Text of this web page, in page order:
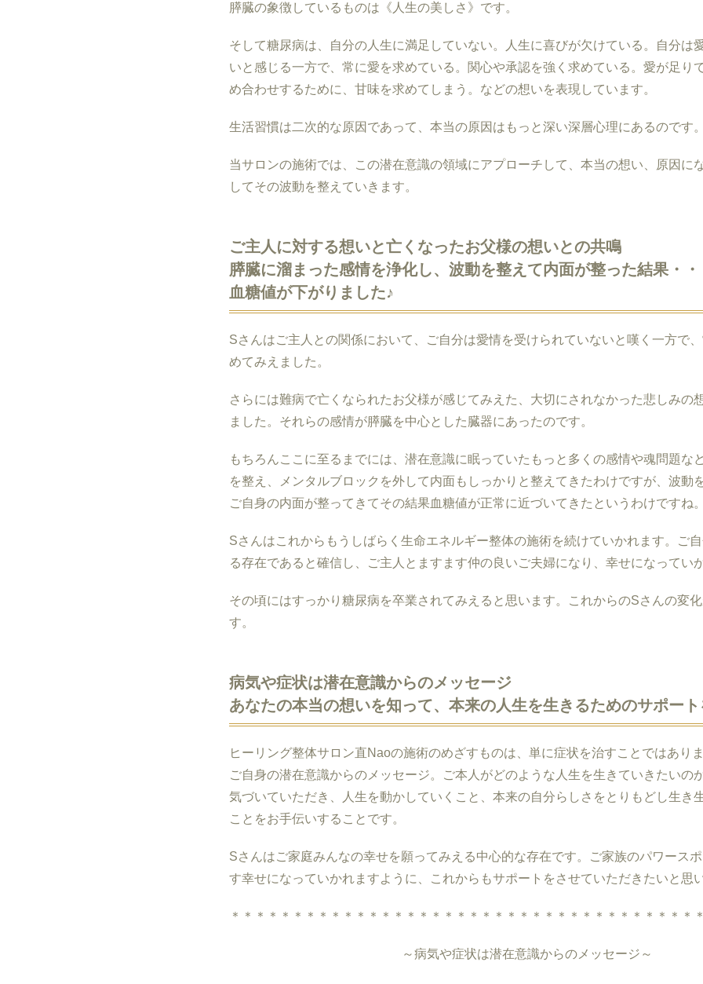
膵臓の象徴しているものは《人生の美しさ》です。
そして糖尿病は、自分の人生に満足していない。人生に喜びが欠けている。自分は
いと感じる一方で、常に愛を求めている。関心や承認を強く求めている。愛が足り
め合わせするために、甘味を求めてしまう。などの想いを表現しています。
生活習慣は二次的な原因であって、本当の原因はもっと深い深層心理にあるのです。
当サロンの施術では、この潜在意識の領域にアプローチして、本当の想い、原因に
してその波動を整えていきます。
ご主人に対する想いと亡くなったお父様の想いとの共鳴
膵臓に溜まった感情を浄化し、波動を整えて内面が整った結果・・
血糖値が下がりました♪
Sさんはご主人との関係において、ご自分は愛情を受けられていないと嘆く一方で
めてみえました。
さらには難病で亡くなられたお父様が感じてみえた、大切にされなかった悲しみの
ました。それらの感情が膵臓を中心とした臓器にあったのです。
もちろんここに至るまでには、潜在意識に眠っていたもっと多くの感情や魂問題な
を整え、メンタルブロックを外して内面もしっかりと整えてきたわけですが、波動
ご自身の内面が整ってきてその結果血糖値が正常に近づいてきたというわけですね。
Sさんはこれからもうしばらく生命エネルギー整体の施術を続けていかれます。ご
る存在であると確信し、ご主人とますます仲の良いご夫婦になり、幸せになってい
その頃にはすっかり糖尿病を卒業されてみえると思います。これからのSさんの変
す。
病気や症状は潜在意識からのメッセージ
あなたの本当の想いを知って、本来の人生を生きるためのサポー
ヒーリング整体サロン直Naoの施術のめざすものは、単に症状を治すことではあり
ご自身の潜在意識からのメッセージ。ご本人がどのような人生を生きていきたいの
気づいていただき、人生を動かしていくこと、本来の自分らしさをとりもどし生き
ことをお手伝いすることです。
Sさんはご家庭みんなの幸せを願ってみえる中心的な存在です。ご家族のパワース
す幸せになっていかれますように、これからもサポートをさせていただきたいと思い
＊＊＊＊＊＊＊＊＊＊＊＊＊＊＊＊＊＊＊＊＊＊＊＊＊＊＊＊＊＊＊＊＊＊＊＊＊
～病気や症状は潜在意識からのメッセージ～